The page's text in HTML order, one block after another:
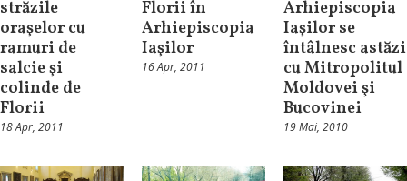
străzile
oraşelor cu
ramuri de
salcie şi
colinde de
Florii
18 Apr, 2011
Florii în
Arhiepiscopia
Iaşilor
16 Apr, 2011
Arhiepiscopia
Iaşilor se
întâlnesc astăzi
cu Mitropolitul
Moldovei şi
Bucovinei
19 Mai, 2010